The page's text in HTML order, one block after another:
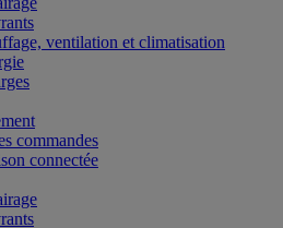
ventilation et climatisation
commandes
connectée